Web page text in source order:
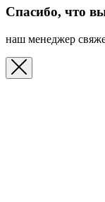
Спасибо, что
наш менеджер